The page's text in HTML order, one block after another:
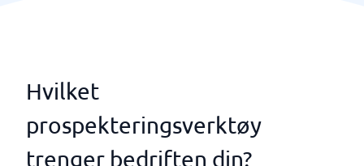
Hvilket
prospekteringsverktøy
trenger bedriften din?